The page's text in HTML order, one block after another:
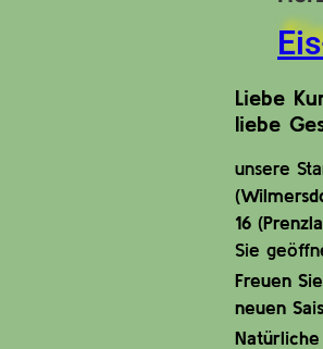
Liebe
liebe
unsere
16
Sie
Freuen
neuen